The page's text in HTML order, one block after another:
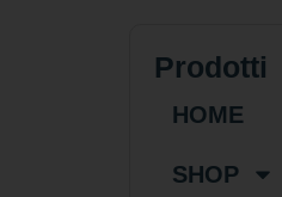
Prodotti
HOME
SHOP